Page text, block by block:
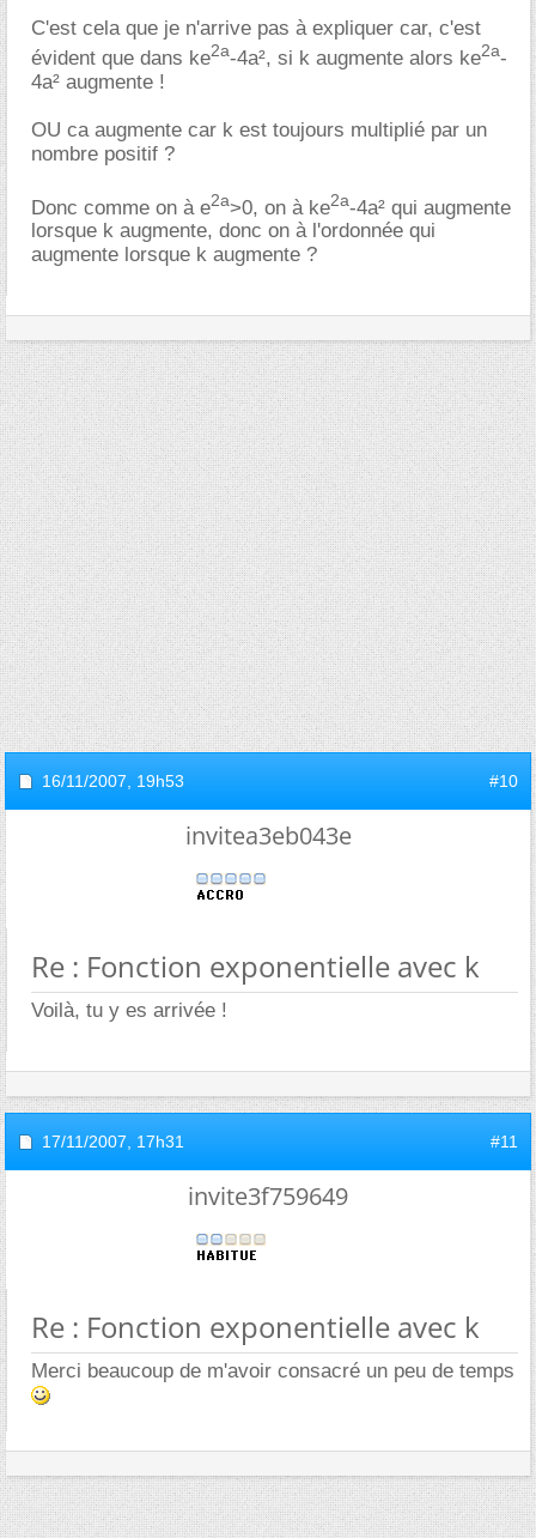
C'est cela que je n'arrive pas à expliquer car, c'est
évident que dans ke2a-4a², si k augmente alors ke2a-
4a² augmente !
OU ca augmente car k est toujours multiplié par un
nombre positif ?
Donc comme on à e2a>0, on à ke2a-4a² qui augmente
lorsque k augmente, donc on à l'ordonnée qui
augmente lorsque k augmente ?
16/11/2007, 19h53 #10
invitea3eb043e
Re : Fonction exponentielle avec k
Voilà, tu y es arrivée !
17/11/2007, 17h31 #11
invite3f759649
Re : Fonction exponentielle avec k
Merci beaucoup de m'avoir consacré un peu de temps